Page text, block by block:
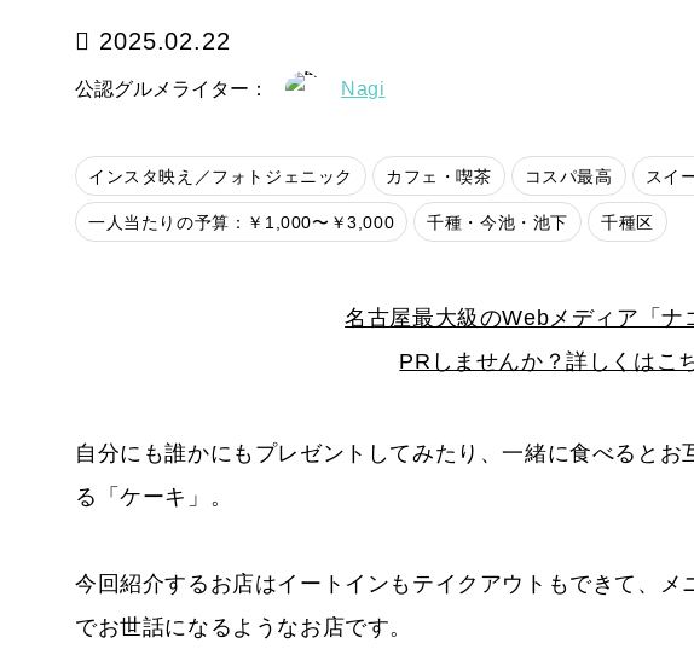
2025.02.22
公認グルメライター： Nagi
インスタ映え／フォトジェニック カフェ・喫茶 コスパ最高 スイ
一人当たりの予算：￥1,000〜￥3,000 千種・今池・池下 千種区
名古屋最大級のWebメディア「ナ
PRしませんか？詳しくはこ
自分にも誰かにもプレゼントしてみたり、一緒に食べると
る「ケーキ」。
今回紹介するお店はイートインもテイクアウトもできて、メ
でお世話になるようなお店です。